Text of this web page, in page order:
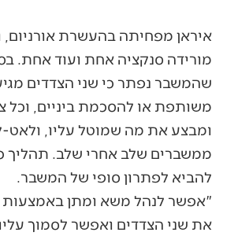
איראן מפחיתה בהעשרת אורניום,
מורידה סנקציה אחת ועוד אחת.
שהמשבר נפתר כי שני הצדדים
משותפת או להסכמת ביניים, וכל
ומבצע את מה שמוטל עליו, ולאט-
ממשברים שלב אחרי שלב. תהליך
להביא לפתרון סופי של המשבר.
"אפשר לנהל משא ומתן באמצעות
את שני הצדדים ואפשר לסמוך